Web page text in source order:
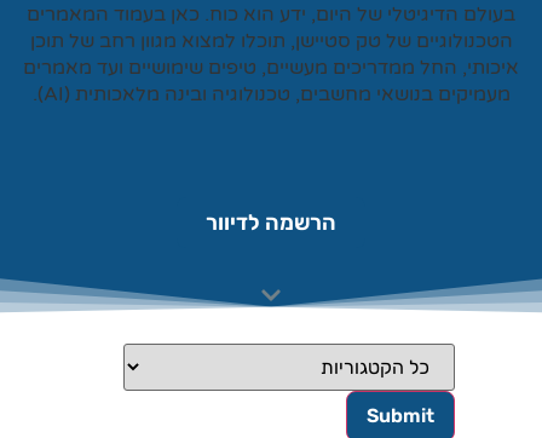
הדיגיטלי של היום, ידע הוא כוח. כאן בעמוד המאמרים
של טק סטיישן, תוכלו למצוא מגוון רחב של תוכן
החל ממדריכים מעשיים, טיפים שימושיים ועד מאמרים
מעמיקים בנושאי מחשבים, טכנולוגיה ובינה מלאכותית (AI).
הרשמה לדיוור